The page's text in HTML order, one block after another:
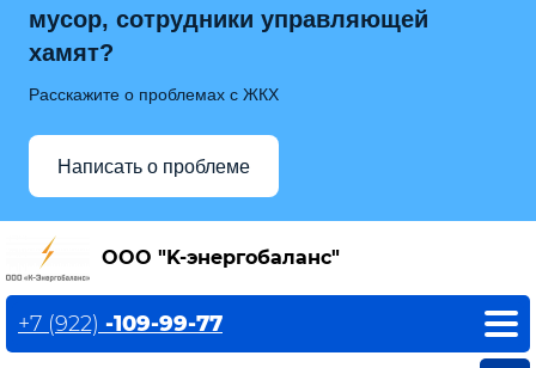
мусор, сотрудники управляющей
хамят?
Расскажите о проблемах с ЖКХ
Написать о проблеме
OOO "K-энергобаланс"
+7 (922) -109-99-77